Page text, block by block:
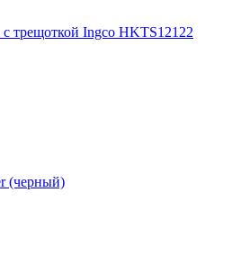
трещоткой Ingco HKTS12122
(черный)